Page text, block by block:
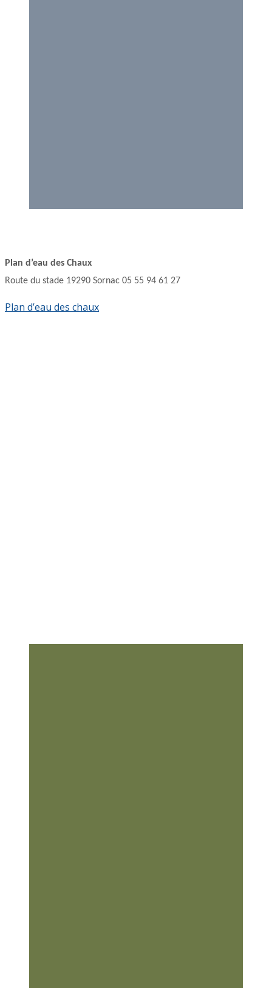
Plan d’eau des Chaux
Route du stade 19290 Sornac 05 55 94 61 27
Plan d’eau des chaux